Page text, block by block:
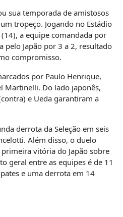
sua temporada de amistosos
tropeço. Jogando no Estádio
a equipe comandada por
pelo Japão por 3 a 2, resultado
compromisso.
por Paulo Henrique,
Martinelli. Do lado japonês,
e Ueda garantiram a
derrota da Seleção em seis
Além disso, o duelo
vitória do Japão sobre
geral entre as equipes é de 11
e uma derrota em 14